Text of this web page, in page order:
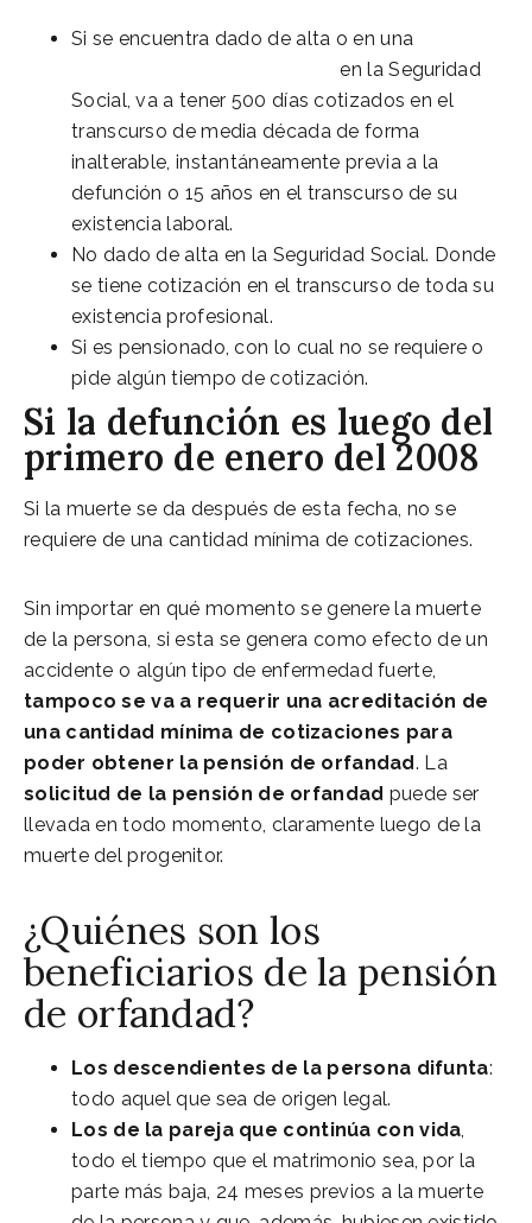
Si se encuentra dado de alta o en una
en la Seguridad
Social, va a tener 500 días cotizados en el
transcurso de media década de forma
inalterable, instantáneamente previa a la
defunción o 15 años en el transcurso de su
existencia laboral.
No dado de alta en la Seguridad Social. Donde
se tiene cotización en el transcurso de toda su
existencia profesional.
Si es pensionado, con lo cual no se requiere o
pide algún tiempo de cotización.
Si la defunción es luego del
primero de enero del 2008
Si la muerte se da después de esta fecha, no se
requiere de una cantidad mínima de cotizaciones.
Sin importar en qué momento se genere la muerte
de la persona, si esta se genera como efecto de un
accidente o algún tipo de enfermedad fuerte,
tampoco se va a requerir una acreditación de
una cantidad mínima de cotizaciones para
poder obtener la pensión de orfandad. La
solicitud de la pensión de orfandad puede ser
llevada en todo momento, claramente luego de la
muerte del progenitor.
¿Quiénes son los
beneficiarios de la pensión
de orfandad?
Los descendientes de la persona difunta:
todo aquel que sea de origen legal.
Los de la pareja que continúa con vida,
todo el tiempo que el matrimonio sea, por la
parte más baja, 24 meses previos a la muerte